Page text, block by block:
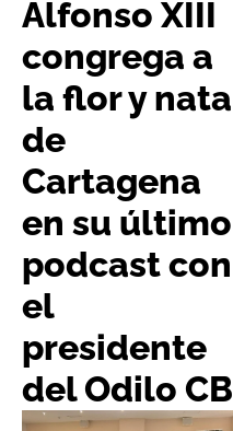
Alfonso XIII
congrega a
la flor y nata
de
Cartagena
en su último
podcast con
el
presidente
del Odilo CB